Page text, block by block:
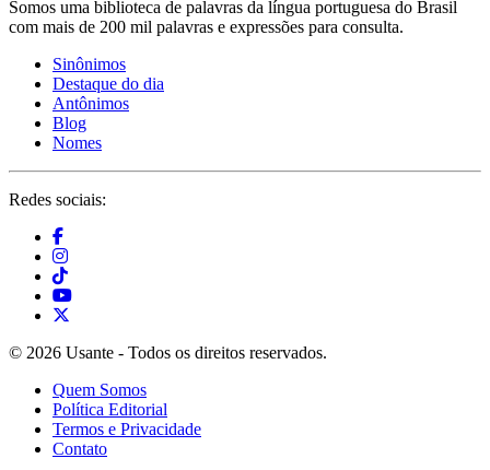
Somos uma biblioteca de palavras da língua portuguesa do Brasil
com mais de 200 mil palavras e expressões para consulta.
Sinônimos
Destaque do dia
Antônimos
Blog
Nomes
Redes sociais:
© 2026 Usante - Todos os direitos reservados.
Quem Somos
Política Editorial
Termos e Privacidade
Contato